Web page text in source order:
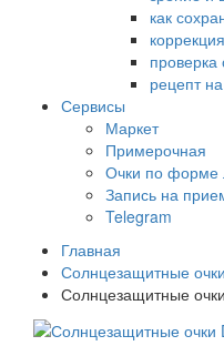
как
проверка
рецепт
Сервисы
Маркет
Примерочная
Очки по форме
Запись на
Telegram
Главная
Солнцезащитные очки
Солнцезащитные